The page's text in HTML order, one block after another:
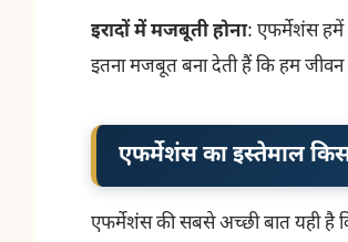
इरादों में मजबूती होना: एफर्मेशंस हमें
इतना मजबूत बना देती हैं कि हम
एफर्मेशंस का इस्तेमाल
एफर्मेशंस की सबसे अच्छी बात यही है